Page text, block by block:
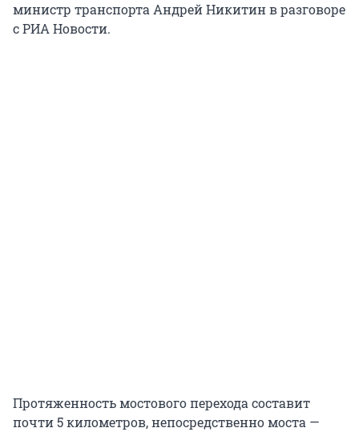
министр транспорта Андрей Никитин в разговоре
с РИА Новости.
Протяженность мостового перехода составит
почти5 километров, непосредственно моста —